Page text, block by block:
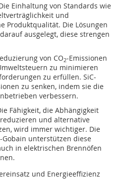
Einhaltung von Standards wie
und
Produktqualität. Die Lösungen
ausgelegt, diese strengen
von CO2-Emissionen
zu minimieren
zu erfüllen. SiC-
zu senken, indem sie die
verbessern.
Fähigkeit, die Abhängigkeit
und alternative
wird immer wichtiger. Die
Gobain unterstützen diese
in elektrischen Brennöfen
und Energieeffizienz